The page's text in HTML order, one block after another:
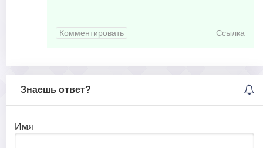
Комментировать Ссылка
Знаешь ответ?
Имя